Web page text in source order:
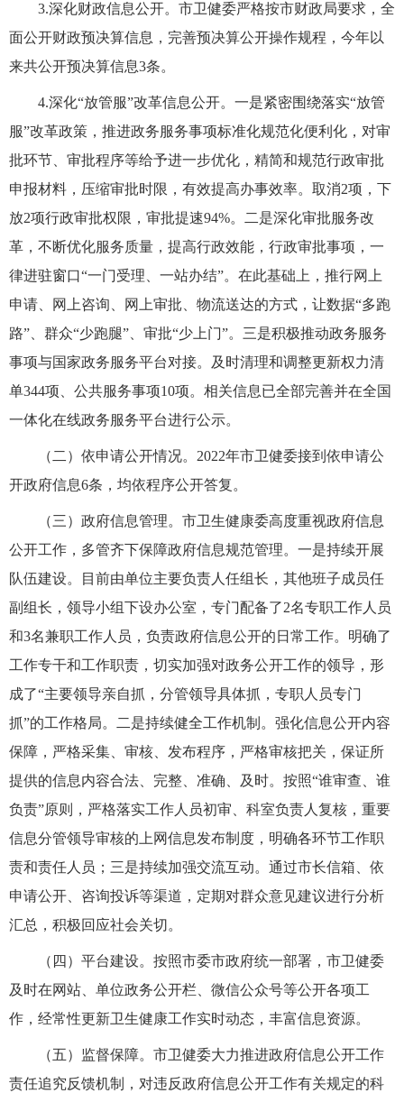
3.深化财政信息公开。市卫健委严格按市财政局要求，全
面公开财政预决算信息，完善预决算公开操作规程，今年以
来共公开预决算信息3条。
4.深化“放管服”改革信息公开。一是紧密围绕落实“放管
服”改革政策，推进政务服务事项标准化规范化便利化，对审
批环节、审批程序等给予进一步优化，精简和规范行政审批
申报材料，压缩审批时限，有效提高办事效率。取消2项，下
放2项行政审批权限，审批提速94%。二是深化审批服务改
革，不断优化服务质量，提高行政效能，行政审批事项，一
律进驻窗口“一门受理、一站办结”。在此基础上，推行网上
申请、网上咨询、网上审批、物流送达的方式，让数据“多跑
路”、群众“少跑腿”、审批“少上门”。三是积极推动政务服务
事项与国家政务服务平台对接。及时清理和调整更新权力清
单344项、公共服务事项10项。相关信息已全部完善并在全国
一体化在线政务服务平台进行公示。
（二）依申请公开情况。2022年市卫健委接到依申请公
开政府信息6条，均依程序公开答复。
（三）政府信息管理。市卫生健康委高度重视政府信息
公开工作，多管齐下保障政府信息规范管理。一是持续开展
队伍建设。目前由单位主要负责人任组长，其他班子成员任
副组长，领导小组下设办公室，专门配备了2名专职工作人员
和3名兼职工作人员，负责政府信息公开的日常工作。明确了
工作专干和工作职责，切实加强对政务公开工作的领导，形
成了“主要领导亲自抓，分管领导具体抓，专职人员专门
抓”的工作格局。二是持续健全工作机制。强化信息公开内容
保障，严格采集、审核、发布程序，严格审核把关，保证所
提供的信息内容合法、完整、准确、及时。按照“谁审查、谁
负责”原则，严格落实工作人员初审、科室负责人复核，重要
信息分管领导审核的上网信息发布制度，明确各环节工作职
责和责任人员；三是持续加强交流互动。通过市长信箱、依
申请公开、咨询投诉等渠道，定期对群众意见建议进行分析
汇总，积极回应社会关切。
（四）平台建设。按照市委市政府统一部署，市卫健委
及时在网站、单位政务公开栏、微信公众号等公开各项工
作，经常性更新卫生健康工作实时动态，丰富信息资源。
（五）监督保障。市卫健委大力推进政府信息公开工作
责任追究反馈机制，对违反政府信息公开工作有关规定的科